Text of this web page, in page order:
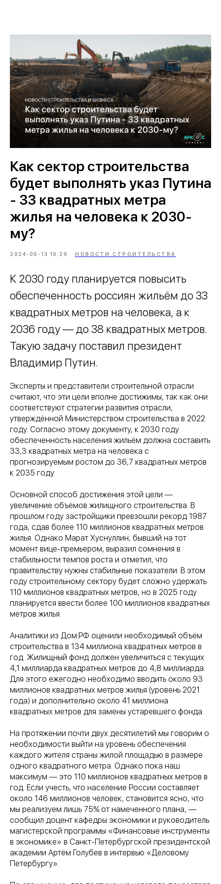
Как сектор строительства
будет выполнять указ Путина
- 33 квадратных метра
жилья на человека к 2030-
му?
2024-05-13 19:29 НОВОСТИ СТРОИТЕЛЬСТВА
К 2030 году планируется повысить
обеспеченность россиян жильём до 33
квадратных метров на человека, а к
2036 году — до 38 квадратных метров.
Такую задачу поставил президент
Владимир Путин.
Эксперты и представители строительной отрасли
считают, что эти цели вполне достижимы, так как они
соответствуют стратегии развития отрасли,
утверждённой Министерством строительства в 2022
году. Согласно этому документу, к 2030 году
обеспеченность населения жильём должна составить
33,3 квадратных метра на человека с
прогнозируемым ростом до 36,7 квадратных метров
к 2035 году.
Основной способ достижения этой цели —
увеличение объёмов жилищного строительства. В
прошлом году застройщики превзошли рекорд 1987
года, сдав более 110 миллионов квадратных метров
жилья. Однако Марат Хуснуллин, бывший на тот
момент вице-премьером, выразил сомнения в
стабильности темпов роста и отметил, что
правительству нужны стабильные показатели. В этом
году строительному сектору будет сложно удержать
110 миллионов квадратных метров, но в 2025 году
планируется ввести более 100 миллионов квадратных
метров жилья.
Аналитики из Дом.РФ оценили необходимый объём
строительства в 134 миллиона квадратных метров в
год. Жилищный фонд должен увеличиться с текущих
4,1 миллиарда квадратных метров до 4,8 миллиарда.
Для этого ежегодно необходимо вводить около 93
миллионов квадратных метров жилья (уровень 2021
года) и дополнительно около 41 миллиона
квадратных метров для замены устаревшего фонда.
На протяжении почти двух десятилетий мы говорим о
необходимости выйти на уровень обеспечения
каждого жителя страны жилой площадью в размере
одного квадратного метра. Однако пока наш
максимум — это 110 миллионов квадратных метров в
год. Если учесть, что население России составляет
около 146 миллионов человек, становится ясно, что
мы реализуем лишь 75% от намеченного плана, —
сообщил доцент кафедры экономики и руководитель
магистерской программы «Финансовые инструменты
в экономике» в Санкт-Петербургской президентской
академии Артём Голубев в интервью «Деловому
Петербургу».